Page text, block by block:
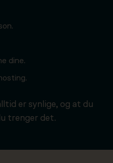
dine.
er synlige, og at du
trenger det.